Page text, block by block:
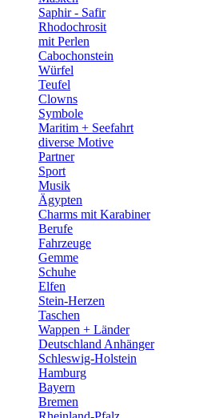
Saphir - Safir
Rhodochrosit
mit Perlen
Cabochonstein
Würfel
Teufel
Clowns
Symbole
Maritim + Seefahrt
diverse Motive
Partner
Sport
Musik
Ägypten
Charms mit Karabiner
Berufe
Fahrzeuge
Gemme
Schuhe
Elfen
Stein-Herzen
Taschen
Wappen + Länder
Deutschland Anhänger
Schleswig-Holstein
Hamburg
Bayern
Bremen